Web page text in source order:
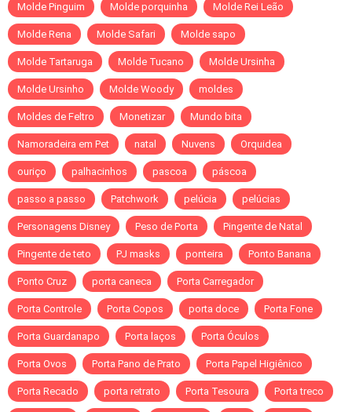
Molde Pinguim Molde porquinha Molde Rei Leão
Molde Rena Molde Safari Molde sapo
Molde Tartaruga Molde Tucano Molde Ursinha
Molde Ursinho Molde Woody moldes
Moldes de Feltro Monetizar Mundo bita
Namoradeira em Pet natal Nuvens Orquidea
ouriço palhacinhos pascoa páscoa
passo a passo Patchwork pelúcia pelúcias
Personagens Disney Peso de Porta Pingente de Natal
Pingente de teto PJ masks ponteira Ponto Banana
Ponto Cruz porta caneca Porta Carregador
Porta Controle Porta Copos porta doce Porta Fone
Porta Guardanapo Porta laços Porta Óculos
Porta Ovos Porta Pano de Prato Porta Papel Higiênico
Porta Recado porta retrato Porta Tesoura Porta treco